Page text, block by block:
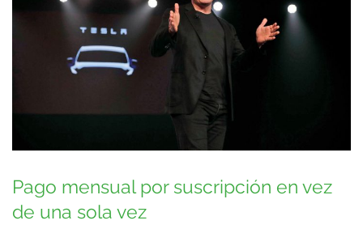
Pago mensual por suscripción en vez
de una sola vez